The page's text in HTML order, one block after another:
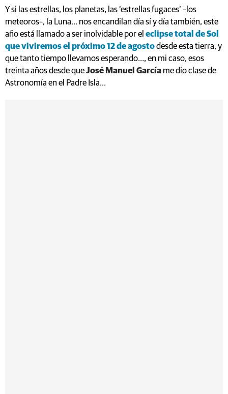
Y si las estrellas, los planetas, las ‘estrellas fugaces’ –los
meteoros–, la Luna… nos encandilan día sí y día también, este
año está llamado a ser inolvidable por el eclipse total de Sol
que viviremos el próximo 12 de agostodesde esta tierra, y
que tanto tiempo llevamos esperando…, en mi caso, esos
treinta años desde queJosé Manuel García me dio clase de
Astronomía en el Padre Isla…